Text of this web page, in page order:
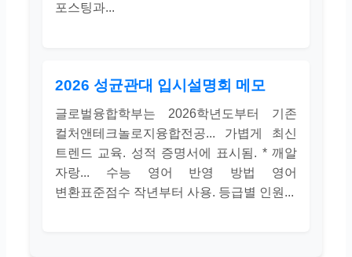
포스팅과...
2026 성균관대 입시설명회 메모
글로벌융합학부는 2026학년도부터 기존
컬처앤테크놀로지융합전공... 가볍게 최신
트렌드 교육. 성적 증명서에 표시됨. * 깨알
자랑... 수능 영어 반영 방법 영어
변환표준점수 작년부터 사용. 등급별 인원...